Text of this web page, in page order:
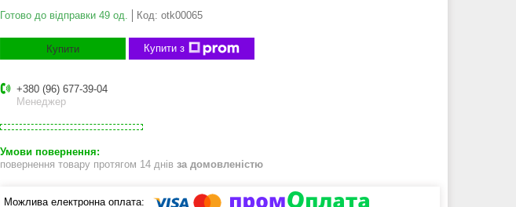
Готово до відправки 49 од. Код: otk00065
Купити Купити з
+380 (96) 677-39-04
Менеджер
повернення товару протягом 14 днів за домовленістю